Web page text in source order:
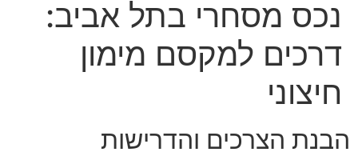
נכס מסחרי בתל אביב:
דרכים למקסם מימון
חיצוני
הבנת הצרכים והדרישות